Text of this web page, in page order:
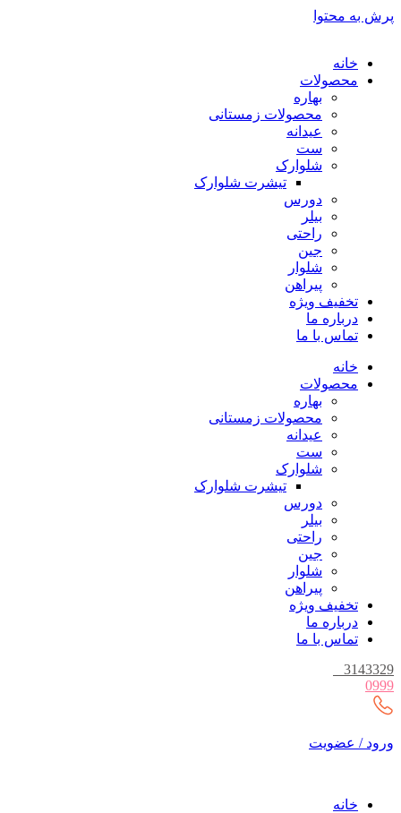
پرش به محتوا
خانه
محصولات
بهاره
محصولات زمستانی
عیدانه
ست
شلوارک
تیشرت شلوارک
دورس
بیلر
راحتی
جین
شلوار
پیراهن
تخفیف ویژه
درباره ما
تماس با ما
خانه
محصولات
بهاره
محصولات زمستانی
عیدانه
ست
شلوارک
تیشرت شلوارک
دورس
بیلر
راحتی
جین
شلوار
پیراهن
تخفیف ویژه
درباره ما
تماس با ما
3143329
0999
ورود / عضویت
خانه